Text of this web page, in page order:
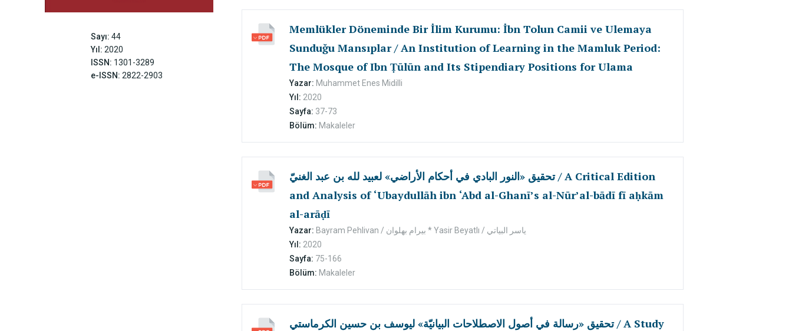
Sayı: 44
Yıl: 2020
ISSN: 1301-3289
e-ISSN: 2822-2903
Memlükler Döneminde Bir İlim Kurumu: İbn Tolun Camii ve Ulemaya
Sunduğu Mansıplar / An Institution of Learning in the Mamluk Period:
The Mosque of Ibn Ṭūlūn and Its Stipendiary Positions for Ulama
Yazar: Muhammet Enes Midilli
Yıl: 2020
Sayfa: 37-73
Bölüm: Makaleler
تحقيق «النور البادي في أحكام الأراضي» لعبيد لله بن عبد الغنيّ / A Critical Edition
and Analysis of ‘Ubaydullāh ibn ‘Abd al-Ghanī’s al-Nūr’al-bādī fī aḥkām
al-arāḍī
Yazar:
Bayram Pehlivan / بيرام بهلوان * Yasir Beyatlı / ياسر البياتي
Yıl: 2020
Sayfa: 75-166
Bölüm: Makaleler
تحقيق «رسالة في أصول الاصطلاحات البيانيّة» ليوسف بن حسين الكرماستي / A Study